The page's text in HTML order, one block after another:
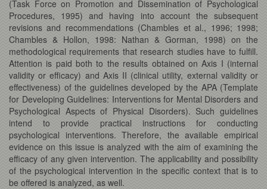
(Task Force on Promotion and Dissemination of Psychological
Procedures, 1995) and having into account the subsequent
revisions and recommendations (Chambles et al., 1996; 1998;
Chambles & Hollon, 1998: Nathan & Gorman, 1998) on the
methodological requirements that research studies have to fulfill.
Attention is paid both to the results obtained on Axis I (internal
validity or efficacy) and Axis II (clinical utility, external validity or
effectiveness) of the guidelines developed by the APA (Template
for Developing Guidelines: Interventions for Mental Disorders and
Psychological Aspects of Physical Disorders). Such guidelines
intend to provide practical instructions for conducting
psychological interventions. Therefore, the available empirical
evidence on this issue is analyzed with the aim of examining the
efficacy of any given intervention. The applicability and possibility
of the psychological intervention in the specific context that is to
be offered is analyzed, as well.